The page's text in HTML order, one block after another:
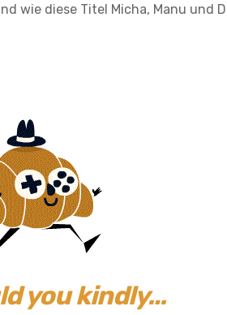
wie diese Titel Micha, Manu und
you kindly…